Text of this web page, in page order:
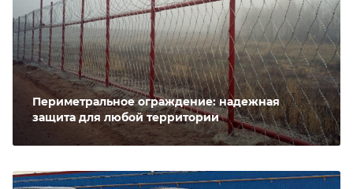
Периметральное ограждение: надежная
защита для любой территории